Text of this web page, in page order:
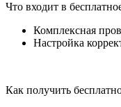
Что входит в
Комплексная
Настройка
Как получить